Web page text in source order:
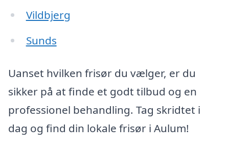
Vildbjerg
Sunds
Uanset hvilken frisør du vælger, er du
sikker på at finde et godt tilbud og en
professionel behandling. Tag skridtet i
dag og find din lokale frisør i Aulum!